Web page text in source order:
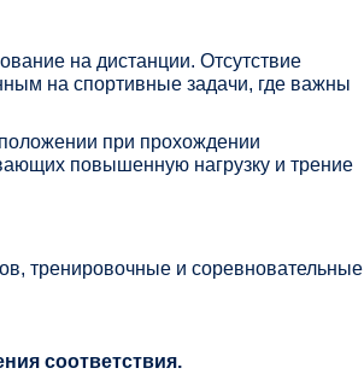
на дистанции. Отсутствие
на спортивные задачи, где важны
при прохождении
повышенную нагрузку и трение
тренировочные и соревновательные
соответствия.